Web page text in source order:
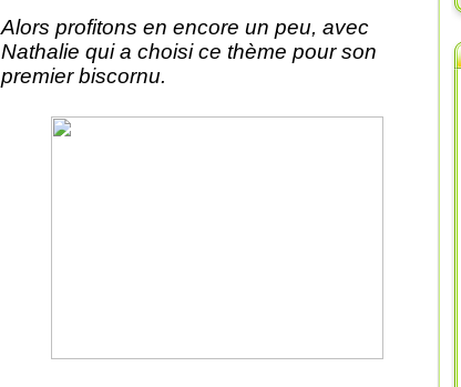
Alors profitons en encore un peu, avec
Nathalie qui a choisi ce thème pour son
premier biscornu.